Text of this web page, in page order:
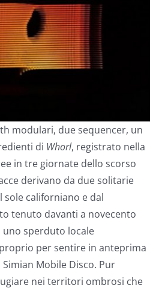
modulari, due sequencer, un
di Whorl, registrato nella
in tre giornate dello scorso
derivano da due solitarie
sole californiano e dal
tenuto davanti a novecento
uno sperduto locale
per sentire in anteprima
Mobile Disco. Pur
nei territori ombrosi che